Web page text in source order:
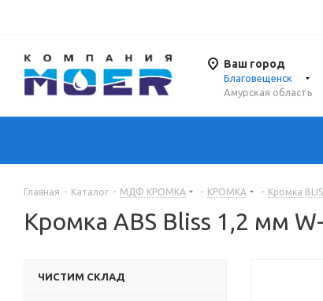
Ваш город
Благовещенск
Амурская область
Главная - Каталог - МДФ КРОМКА - КРОМКА - Кромка
Кромка ABS Bliss 1,2 мм
ЧИСТИМ СКЛАД